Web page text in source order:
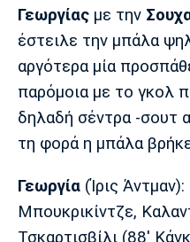
Γεωργίας με την
έστειλε την μπάλα
αργότερα μία
παρόμοια με το γκολ
δηλαδή σέντρα -σουτ
τη φορά η μπάλα
Γεωργία (Ίρις
Μπουκρικίντζε,
Τσκαρτισβίλι (88'